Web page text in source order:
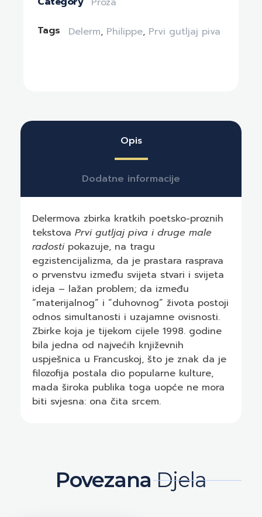
Tags
Delerm, Philippe, Prvi gutljaj piva
Opis
Dodatne informacije
Delermova zbirka kratkih poetsko-proznih
tekstova Prvi gutljaj piva i druge male
radostipokazuje, na tragu
egzistencijalizma, da je prastara rasprava
o prvenstvu između svijeta stvari i svijeta
ideja – lažan problem; da između
“materijalnog” i “duhovnog” života postoji
odnos simultanosti i uzajamne ovisnosti.
Zbirke koja je tijekom cijele 1998. godine
bila jedna od najvećih književnih
uspješnica u Francuskoj, što je znak da je
filozofija postala dio popularne kulture,
mada široka publika toga uopće ne mora
biti svjesna: ona čita srcem.
PovezanaDjela